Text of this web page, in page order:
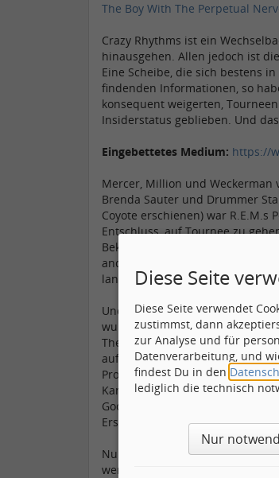
The Boy With The Perpetual
Crazy Rhythms ist ein
hinausgehen. Allen jedoch ist
Eine Scheibe, die sich bestens
findenden Informationen, so
konsequent weigerten,
Insiderstatus geblieben. Und
Eingebettetes Medium: https://
Mercer, Million und Weckerman
Brenda Sauter und Drummer
Coyote erschienen) war R.E.M.s
Entschluss, auf Tournee zu
Bekanntheitsgrad. Gerade in
andere namhafte Bands aus der
lange Zeit lediglich über einen
Und was das Hervorkramen
wurde durch eine CD ergänzt,
The Good Earth, nach einer
aufgenommen, wirkt auf mich
Professionalität gewichen,
Kanten und deshalb nicht
Good Earth sowie Only Life,
Erstling verwehrt blieben.
Nun bin ich gespannt, was das
werden ca. alle zwei, drei
Diese Seite
Diese Seite verwendet
zustimmst, dann
zur Analyse und für
Datenverarbeitung, und
findest Du in den
lediglich die technisch
Nur